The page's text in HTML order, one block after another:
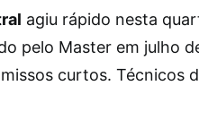
agiu rápido nesta
pelo Master em julho
curtos. Técnicos